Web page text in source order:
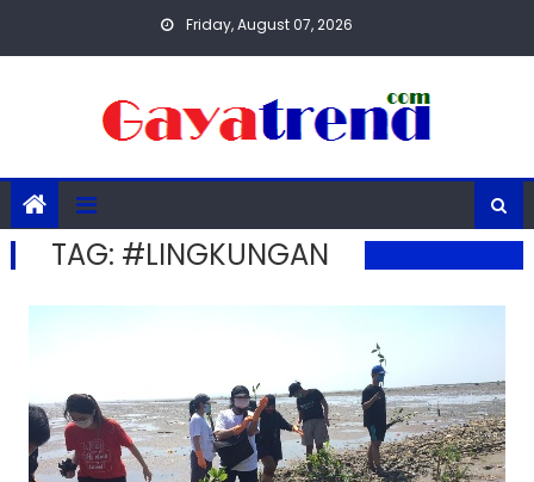
Friday, August 07, 2026
TAG: #LINGKUNGAN